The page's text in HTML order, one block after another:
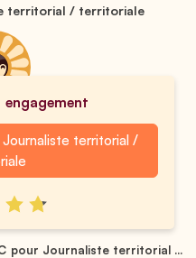
territorial / territoriale
Journaliste territorial /
pour Journaliste territorial ...